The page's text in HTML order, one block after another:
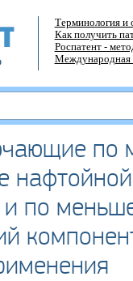
Терминология и
Как получить
Роспатент -
Международная
по
и по